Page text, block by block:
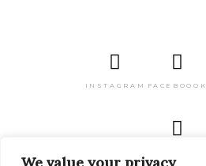
INSTAGRAM FACEBOOOK